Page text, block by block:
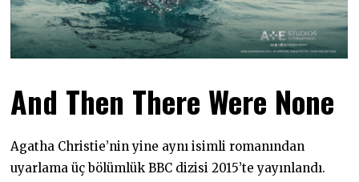
And Then There Were None
Agatha Christie’nin yine aynı isimli romanından
uyarlama üç bölümlük BBC dizisi 2015’te yayınlandı.